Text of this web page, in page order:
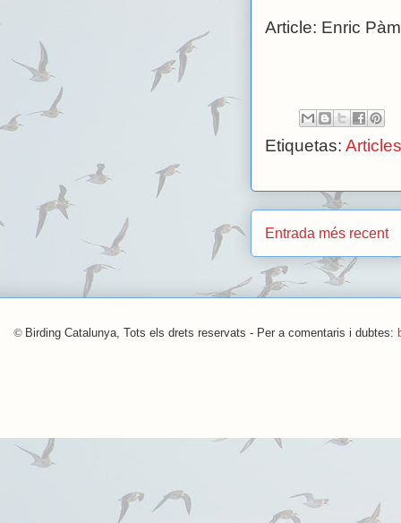
Article: Enric
Etiquetas:
Entrada més recent
© Birding Catalunya, Tots els drets reservats - Per a comentaris i dubtes: